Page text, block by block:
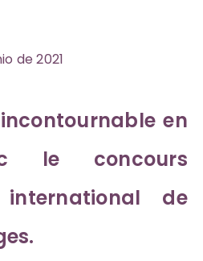
de 2021
en
le concours
de